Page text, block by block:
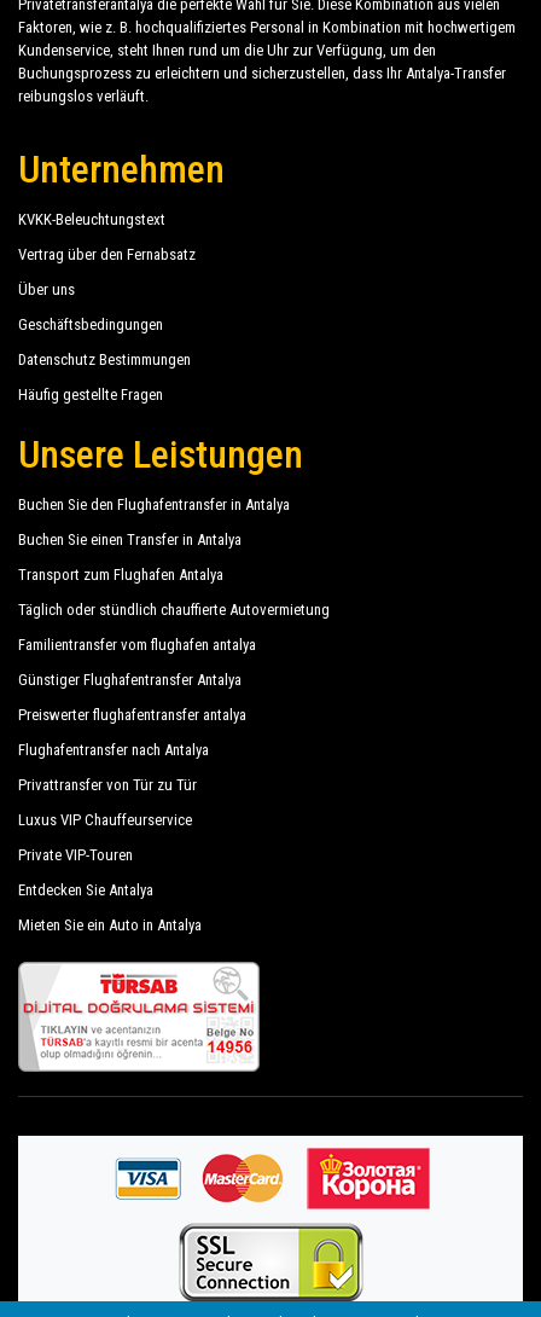
Privatetransferantalya die perfekte Wahl für Sie. Diese Kombination aus vielen
Faktoren, wie z. B. hochqualifiziertes Personal in Kombination mit hochwertigem
Kundenservice, steht Ihnen rund um die Uhr zur Verfügung, um den
Buchungsprozess zu erleichtern und sicherzustellen, dass Ihr Antalya-Transfer
reibungslos verläuft.
Unternehmen
KVKK-Beleuchtungstext
Vertrag über den Fernabsatz
Über uns
Geschäftsbedingungen
Datenschutz Bestimmungen
Häufig gestellte Fragen
Unsere Leistungen
Buchen Sie den Flughafentransfer in Antalya
Buchen Sie einen Transfer in Antalya
Transport zum Flughafen Antalya
Täglich oder stündlich chauffierte Autovermietung
Familientransfer vom flughafen antalya
Günstiger Flughafentransfer Antalya
Preiswerter flughafentransfer antalya
Flughafentransfer nach Antalya
Privattransfer von Tür zu Tür
Luxus VIP Chauffeurservice
Private VIP-Touren
Entdecken Sie Antalya
Mieten Sie ein Auto in Antalya